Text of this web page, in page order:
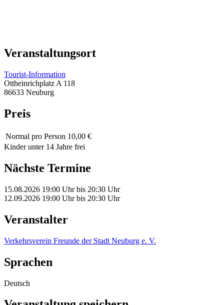
Veranstaltungsort
Tourist-Information
Ottheinrichplatz A 118
86633 Neuburg
Preis
Normal pro Person 10,00 €
Kinder unter 14 Jahre frei
Nächste Termine
15.08.2026 19:00 Uhrbis 20:30 Uhr
12.09.2026 19:00 Uhrbis 20:30 Uhr
Veranstalter
Verkehrsverein Freunde der Stadt Neuburg e. V.
Sprachen
Deutsch